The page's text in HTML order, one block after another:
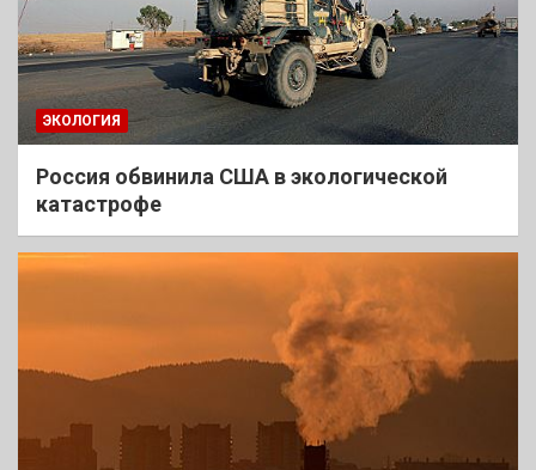
ЭКОЛОГИЯ
Россия обвинила США в экологической
катастрофе